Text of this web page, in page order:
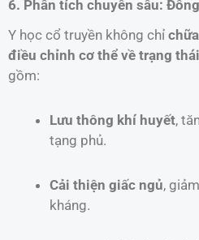
6. Phân tích chuyên sâu:
Y học cổ truyền không chỉ
điều chỉnh cơ thể về trạng
gồm:
Lưu thông khí huyết,
tạng phủ.
Cải thiện giấc ngủ,
kháng.